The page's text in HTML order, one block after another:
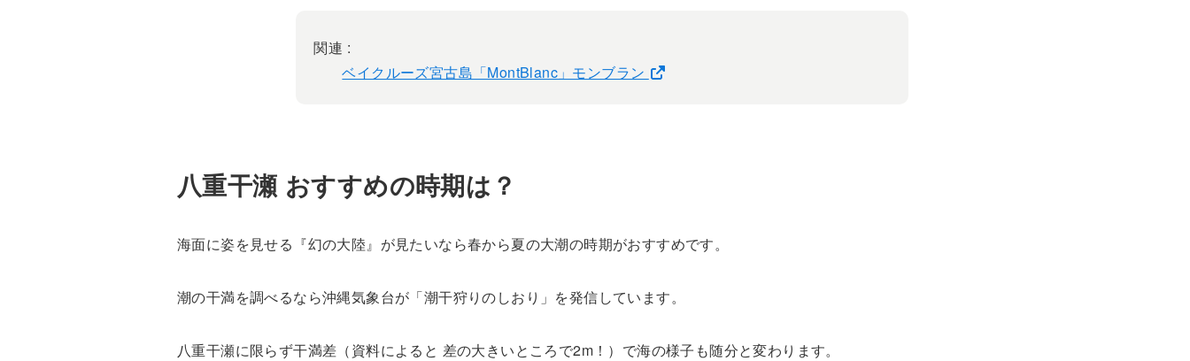
関連 :
ベイクルーズ宮古島「MontBlanc」モンブラン
八重干瀬 おすすめの時期は？
海面に姿を見せる『幻の大陸』が見たいなら春から夏の大潮の時期がおすすめです。
潮の干満を調べるなら沖縄気象台が「潮干狩りのしおり」を発信しています。
八重干瀬に限らず干満差（資料によると 差の大きいところで2m！）で海の様子も随分と変わります。